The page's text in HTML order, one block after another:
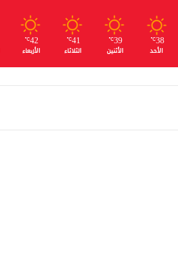
38
℃
الأحد
39
℃
الأثنين
41
℃
الثلاثاء
42
℃
الأربعاء